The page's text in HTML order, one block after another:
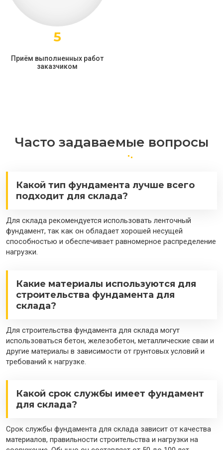
5
Приём выполненных работ
заказчиком
Часто задаваемые вопросы
Какой тип фундамента лучше всего
подходит для склада?
Для склада рекомендуется использовать ленточный
фундамент, так как он обладает хорошей несущей
способностью и обеспечивает равномерное распределение
нагрузки.
Какие материалы используются для
строительства фундамента для
склада?
Для строительства фундамента для склада могут
использоваться бетон, железобетон, металлические сваи и
другие материалы в зависимости от грунтовых условий и
требований к нагрузке.
Какой срок службы имеет фундамент
для склада?
Срок службы фундамента для склада зависит от качества
материалов, правильности строительства и нагрузки на